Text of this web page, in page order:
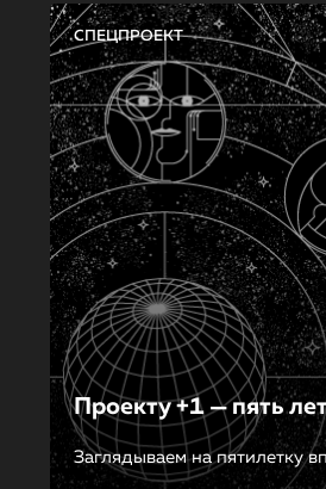
СПЕЦПРОЕКТ
Проекту +1 — пять
Заглядываем на пятилетку